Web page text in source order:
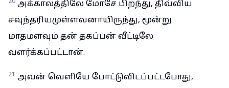
20 அக்காலத்திலே மோசே பிறந்து, திவ்விய
சவுந்தரியமுள்ளவனாயிருந்து, மூன்று
மாதமளவும் தன் தகப்பன் வீட்டிலே
வளர்க்கப்பட்டான்.
21 அவன் வெளியே போட்டுவிடப்பட்டபோது,